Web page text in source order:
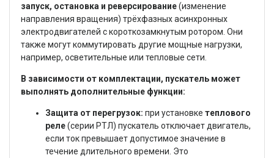
запуск, остановка и реверсирование(изменение
направления вращения) трёхфазных асинхронных
электродвигателей с короткозамкнутым ротором. Они
также могут коммутировать другие мощные нагрузки,
например, осветительные или тепловые сети.
В зависимости от комплектации, пускатель может
выполнять дополнительные функции:
Защита от перегрузок: при установке теплового
реле(серии РТЛ) пускатель отключает двигатель,
если ток превышает допустимое значение в
течение длительного времени. Это